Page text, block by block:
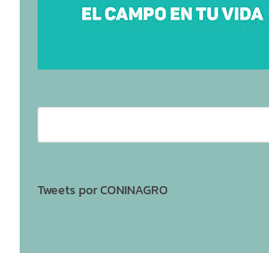
Tweets por CONINAGRO